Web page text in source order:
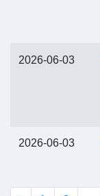
2026-06-03
2026-06-03